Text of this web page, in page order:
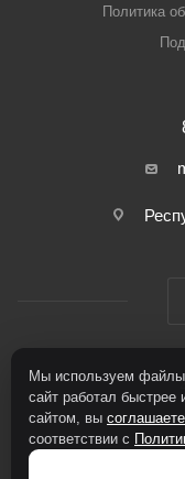
Политика
Мы используем файлы
сайт работал быстрее
сайтом, вы
соответствии с